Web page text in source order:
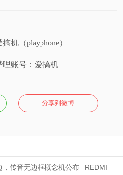
机（playphone）
哩账号：爱搞机
分享到微博
，传音无边框概念机公布 | REDMI